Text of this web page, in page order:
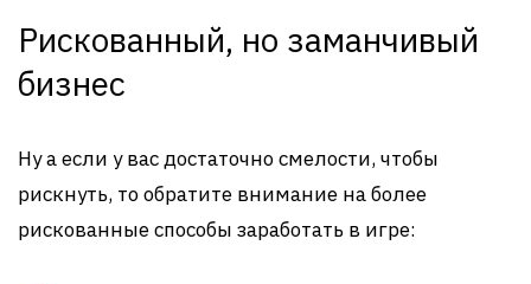
Рискованный, но заманчивый
бизнес
Ну а если у вас достаточно смелости, чтобы
рискнуть, то обратите внимание на более
рискованные способы заработать в игре: